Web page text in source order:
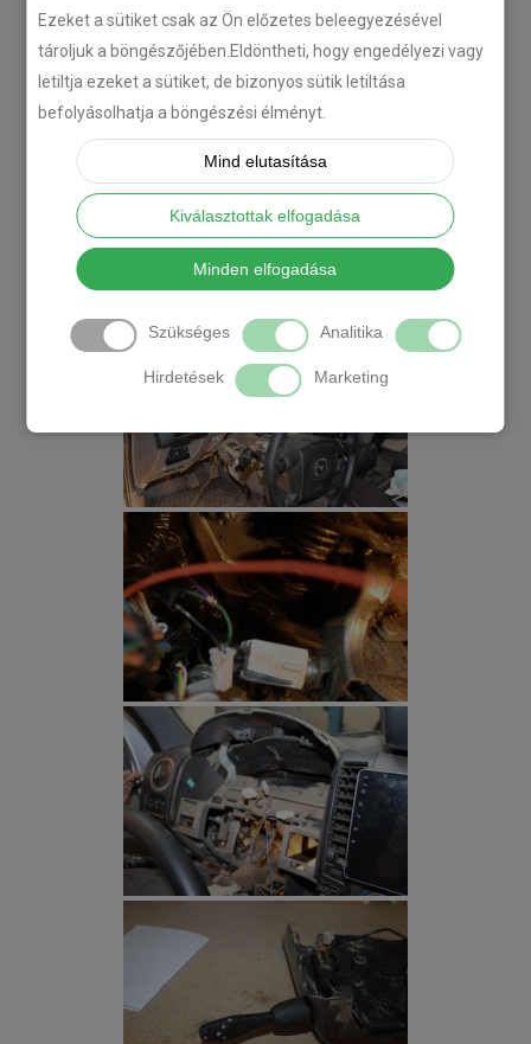
Ezeket a sütiket csak az Ön előzetes beleegyezésével
tároljuk a böngészőjében.Eldöntheti, hogy engedélyezi vagy
letiltja ezeket a sütiket, de bizonyos sütik letiltása
befolyásolhatja a böngészési élményt.
Mind elutasítása
Kiválasztottak elfogadása
Minden elfogadása
Szükséges Analitika
Hirdetések Marketing